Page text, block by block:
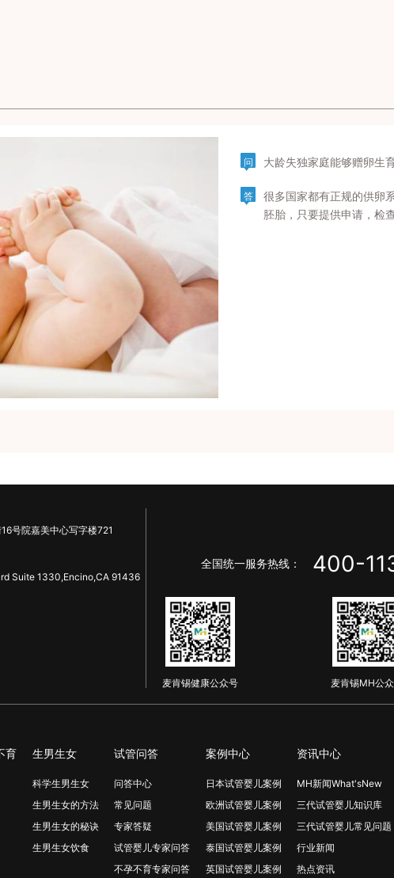
问 大龄失独家庭能够赠卵生
答
很多国家都有正规的供卵
胚胎，只要提供申请，检
号院嘉美中心写字楼721
Suite 1330,Encino,CA 91436
全国统一服务热线： 400-
麦肯锡健康公众号 麦肯锡MH公
育 生男生女
科学生男生女
生男生女的方法
生男生女的秘诀
生男生女饮食
试管问答
问答中心
常见问题
专家答疑
试管婴儿专家问答
不孕不育专家问答
案例中心
日本试管婴儿案例
欧洲试管婴儿案例
美国试管婴儿案例
泰国试管婴儿案例
英国试管婴儿案例
资讯中心
MH新闻What'sNew
三代试管婴儿知识库
三代试管婴儿常见问题
行业新闻
热点资讯